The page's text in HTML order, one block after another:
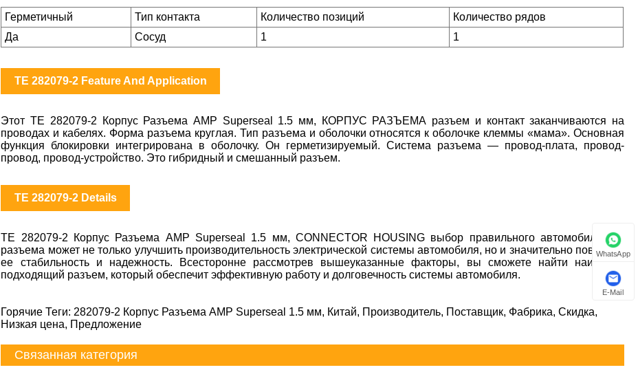
Герметичный Тип контакта Количество позиций
Количество рядов
Да
Сосуд 1 1
TE 282079-2 Feature And Application
Этот TE 282079-2 Корпус Разъема AMP Superseal 1.5 мм, КОРПУС РАЗЪЕМА разъем и контакт заканчиваются на
проводах и кабелях. Форма разъема круглая. Тип разъема и оболочки относятся к оболочке клеммы «мама». Основная
функция блокировки интегрирована в оболочку. Он герметизируемый. Система разъема — провод-плата, провод-
провод, провод-устройство. Это гибридный и смешанный разъем.
TE 282079-2 Details
TE 282079-2 Корпус Разъема AMP Superseal 1.5 мм, CONNECTOR HOUSING выбор правильного автомобильного
разъема может не только улучшить производительность электрической системы автомобиля, но и значительно повысить
ее стабильность и надежность. Всесторонне рассмотрев вышеуказанные факторы, вы сможете найти наиболее
подходящий разъем, который обеспечит эффективную работу и долговечность системы автомобиля.
Горячие Теги: 282079-2 Корпус Разъема AMP Superseal 1.5 мм, Китай, Производитель, Поставщик, Фабрика, Скидка,
Низкая цена, Предложение
Связанная категория
WhatsApp
E-Mail